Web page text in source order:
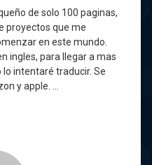
de solo 100 paginas,
proyectos que me
en este mundo.
ingles, para llegar a mas
intentaré traducir. Se
y apple. …
Arduino